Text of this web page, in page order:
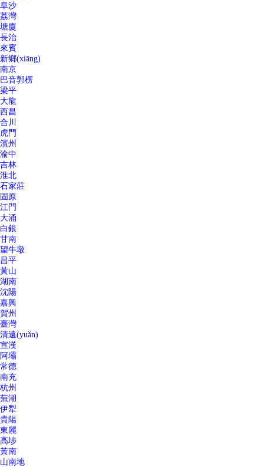
阜沙
荔灣
塘廈
長治
來賓
新鄉(xiāng)
南京
巴音郭楞
梁平
大龍
西昌
合川
虎門
濱州
渝中
吉林
淮北
石家莊
固原
江門
大涌
白銀
甘南
望牛墩
昌平
黃山
湖南
沈陽
嘉興
賀州
臺灣
清遠(yuǎn)
宣漢
阿壩
常德
南充
杭州
蕪湖
伊犁
貴陽
東麗
高埗
黃南
山南地